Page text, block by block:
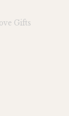
Gifts